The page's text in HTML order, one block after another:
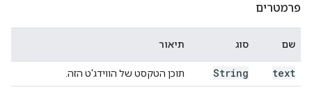
פרמטרים
שם סוג תיאור
text
String תוכן הטקסט של הווידג'ט הזה.